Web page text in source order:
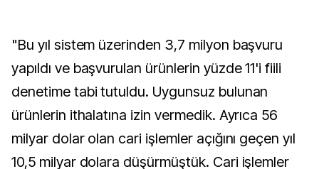
"Bu yıl sistem üzerinden 3,7 milyon başvuru
yapıldı ve başvurulan ürünlerin yüzde 11'i fiili
denetime tabi tutuldu. Uygunsuz bulunan
ürünlerin ithalatına izin vermedik. Ayrıca 56
milyar dolar olan cari işlemler açığını geçen yıl
10,5 milyar dolara düşürmüştük. Cari işlemler